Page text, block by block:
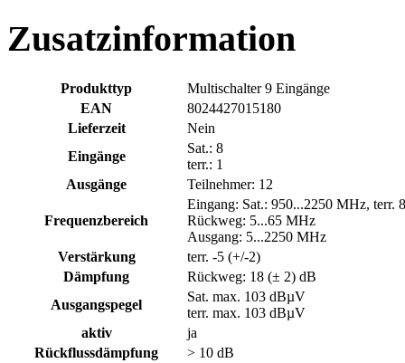
Zusatzinformation
Produkttyp
Multischalter 9 Eingänge
EAN
8024427015180
Lieferzeit
Nein
Eingänge
Sat.: 8
terr.: 1
Ausgänge
Teilnehmer: 12
Frequenzbereich
Eingang: Sat.: 950...2250 MHz, terr.
Rückweg: 5...65 MHz
Ausgang: 5...2250 MHz
Verstärkung
terr. -5 (+/-2)
Dämpfung
Rückweg: 18 (± 2) dB
Ausgangspegel
Sat. max. 103 dBµV
terr. max. 103 dBµV
aktiv
ja
Rückflussdämpfung
> 10 dB